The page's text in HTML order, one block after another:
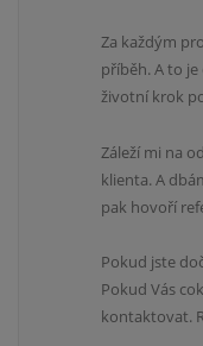
Za každým
příběh. A to
životní krok
Záleží mi na
klienta. A
pak hovoří
Pokud jste
Pokud Vás
kontaktovat.